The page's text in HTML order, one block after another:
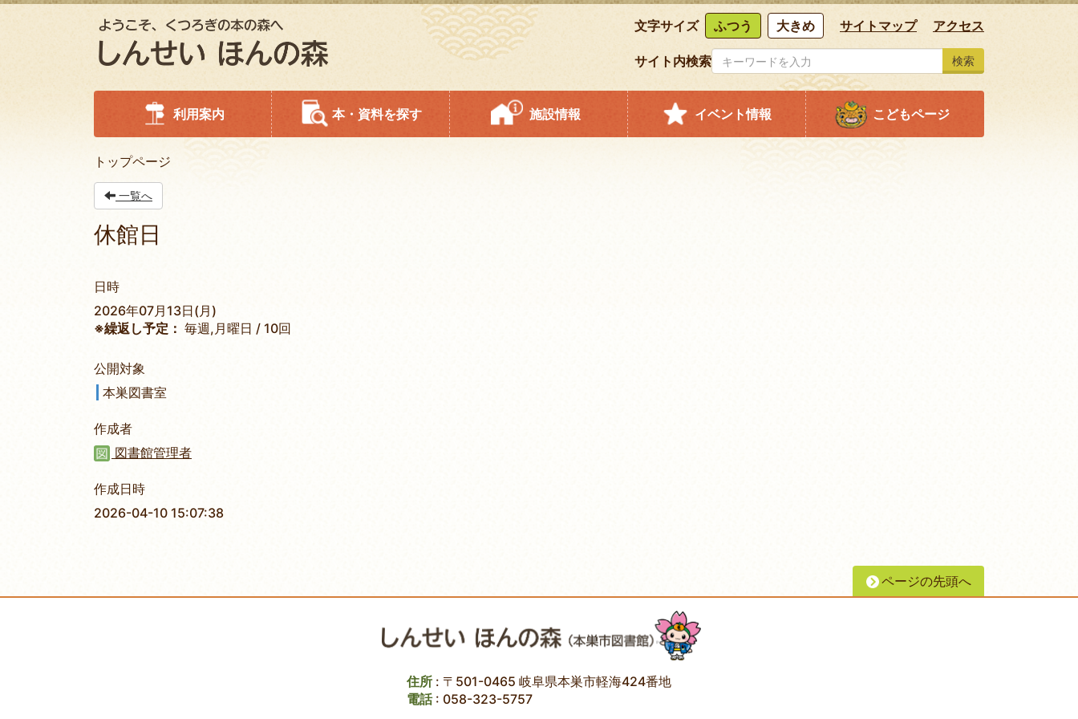
文字サイズ ふつう 大きめ サイトマップ アクセス
サイト内検索 検索
利用案内 本・資料を探す 施設情報 イベント情報 こどもページ
トップページ
一覧へ
休館日
日時
2026年07月13日(月)
※繰返し予定： 毎週,月曜日 / 10回
公開対象
本巣図書室
作成者
図書館管理者
作成日時
2026-04-10 15:07:38
ページの先頭へ
住所 : 〒501-0465 岐阜県本巣市軽海424番地
電話: 058-323-5757